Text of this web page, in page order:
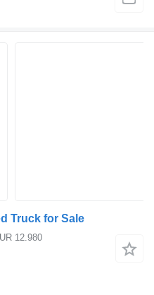
Truck for Sale
12.980